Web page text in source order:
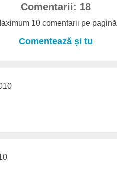
Comentarii: 18
10 comentarii pe pagină
Comentează și tu